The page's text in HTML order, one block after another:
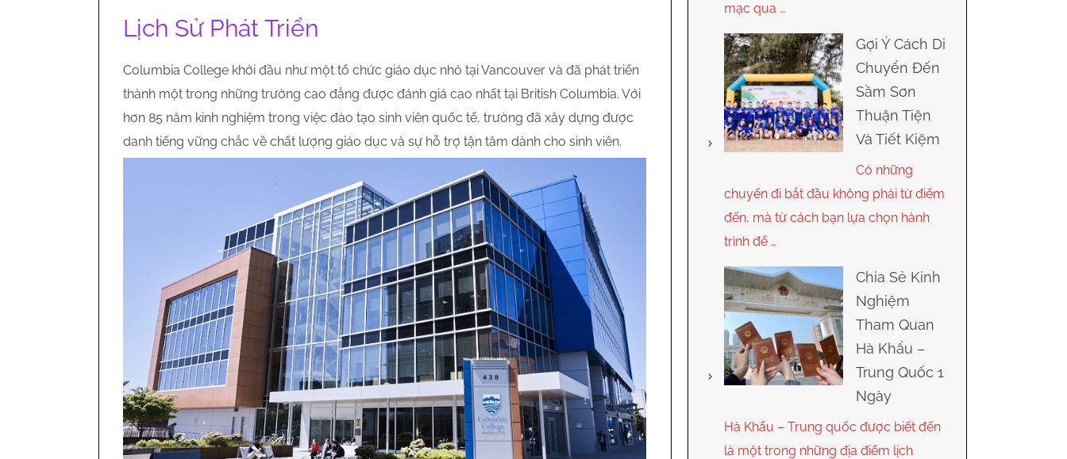
Lịch Sử Phát Triển
Columbia College khởi đầu như một tổ chức giáo dục nhỏ tại Vancouver và đã phát triển
thành một trong những trường cao đẳng được đánh giá cao nhất tại British Columbia. Với
hơn 85 năm kinh nghiệm trong việc đào tạo sinh viên quốc tế, trường đã xây dựng được
danh tiếng vững chắc về chất lượng giáo dục và sự hỗ trợ tận tâm dành cho sinh viên.
mạc qua …
Gợi Ý Cách Di
Chuyển Đến
Sầm Sơn
Thuận Tiện
Và Tiết Kiệm
Có những
chuyến đi bắt đầu không phải từ điểm
đến, mà từ cách bạn lựa chọn hành
trình để …
Chia Sẻ Kinh
Nghiệm
Tham Quan
Hà Khẩu –
Trung Quốc 1
Ngày
Hà Khẩu – Trung quốc được biết đến
là một trong những địa điểm lịch